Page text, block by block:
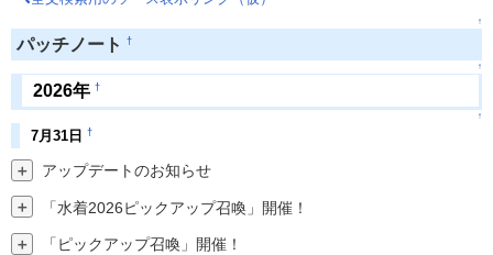
↑
パッチノート †
↑
2026年 †
↑
7月31日 †
＋ アップデートのお知らせ
＋ 「水着2026ピックアップ召喚」開催！
＋ 「ピックアップ召喚」開催！